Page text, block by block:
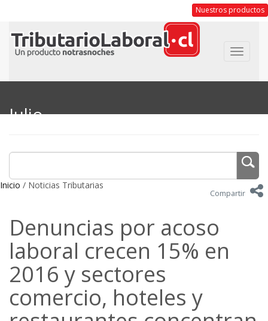
Nuestros productos
Toggle
Julio
Inicio / Noticias Tributarias
Compartir
Denuncias por acoso
laboral crecen 15% en
2016 y sectores
comercio, hoteles y